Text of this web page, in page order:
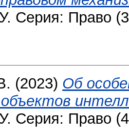
Серия: Право
(2023) Об
Серия: Право